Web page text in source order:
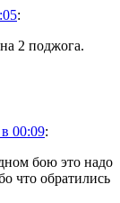
:
2 поджога.
00:09:
бою это надо
что обратились